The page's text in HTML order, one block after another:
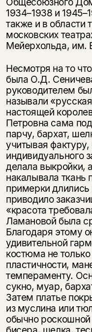
1934–1938 и
также и в области
московских
Мейерхольда, им.
Несмотря на то
была О.Д.
руководителем
называли
настоящей
Петровна сама
парчу, бархат,
учитывая фактуру,
индивидуального
делала выкройки,
накалывала ткань
примерки длились
приводило
«красота
Ламановой была
Благодаря этому
удивительной
костюма не
пластичности,
темпераменту.
сукно, муар,
Затем платье
из муслина или
обычно